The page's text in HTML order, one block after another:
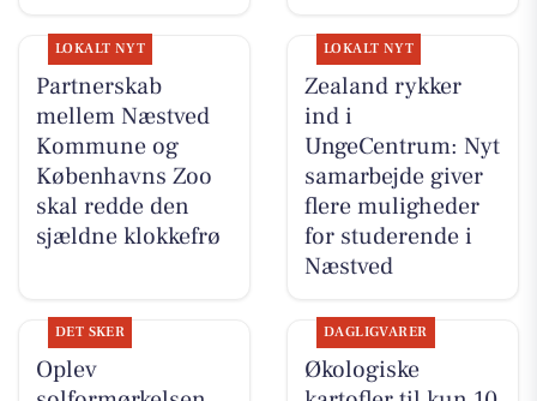
LOKALT NYT
Partnerskab
mellem Næstved
Kommune og
Københavns Zoo
skal redde den
sjældne klokkefrø
LOKALT NYT
Zealand rykker
ind i
UngeCentrum: Nyt
samarbejde giver
flere muligheder
for studerende i
Næstved
DET SKER
Oplev
DAGLIGVARER
Økologiske